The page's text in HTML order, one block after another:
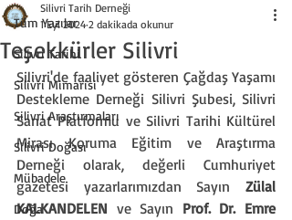
Tüm Yazılar
Silivri Tarihi
Silivri Mimarisi
Silivri Araştırmaları
Silivri Doğası
Mübadele
Doğa
Teşekkürler Silivri
Silivri Tarih Derneği
1 Eyl 2024 2 dakikada okunur
Silivri'de faaliyet gösteren Çağdaş Yaşamı
Destekleme Derneği Silivri Şubesi, Silivri
Sanat Platformu ve Silivri Tarihi Kültürel
Mirası Koruma Eğitim ve Araştırma
Derneği olarak, değerli Cumhuriyet
gazetesi yazarlarımızdan Sayın Zülal
KALKANDELEN ve Sayın Prof. Dr. Emre